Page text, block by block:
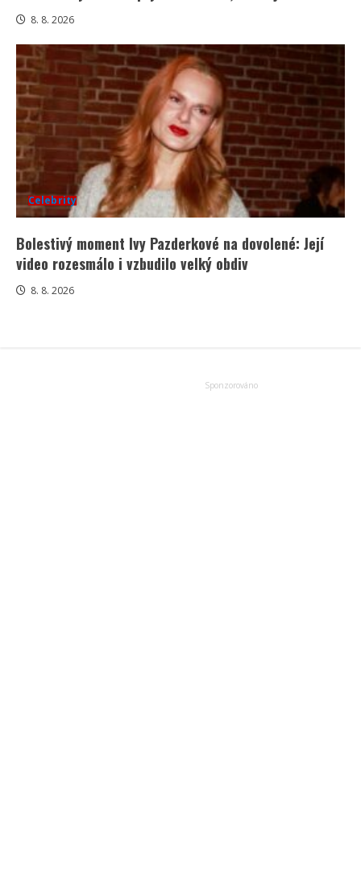
8. 8. 2026
Celebrity
Bolestivý moment Ivy Pazderkové na dovolené: Její
video rozesmálo i vzbudilo velký obdiv
8. 8. 2026